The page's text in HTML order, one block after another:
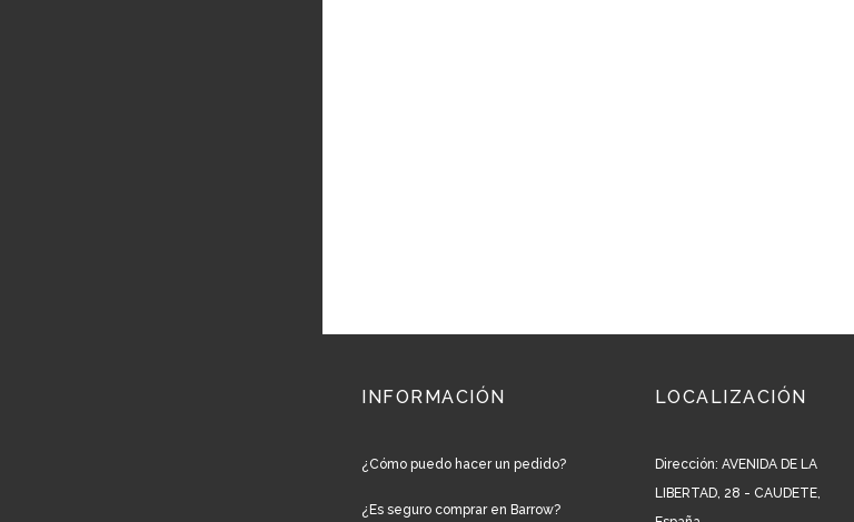
INFORMACIÓN
¿Cómo puedo hacer un pedido?
¿Es seguro comprar en Barrow?
LOCALIZACIÓN
Dirección: AVENIDA DE LA
LIBERTAD, 28 - CAUDETE,